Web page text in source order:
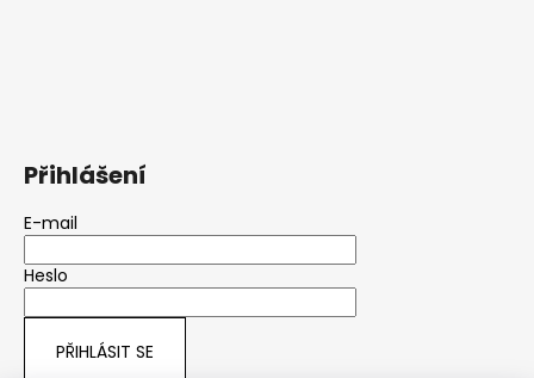
Přihlášení
E-mail
Heslo
PŘIHLÁSIT SE